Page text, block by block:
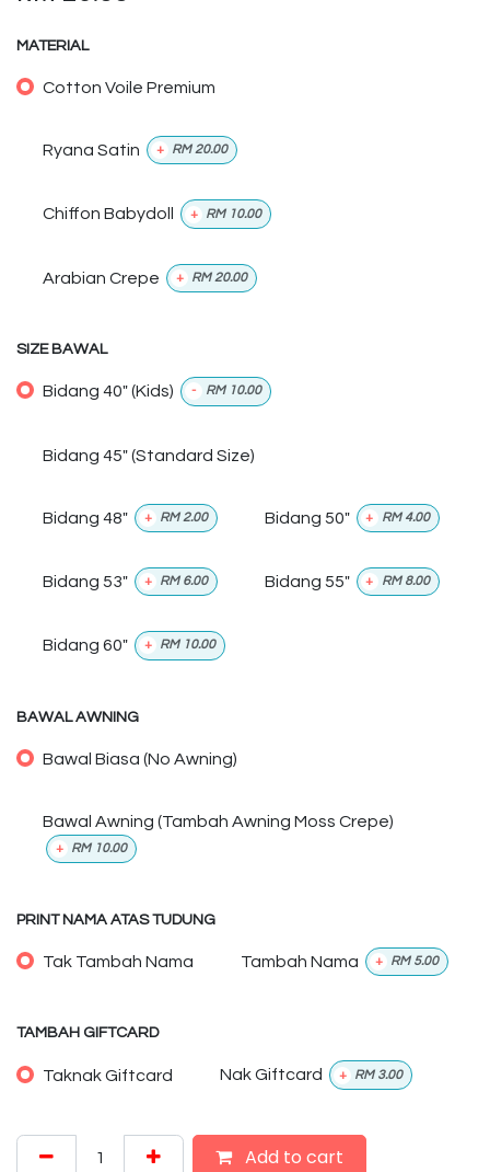
MATERIAL
Cotton Voile Premium
Ryana Satin + RM20.00
Chiffon Babydoll + RM 10.00
Arabian Crepe + RM20.00
SIZE BAWAL
Bidang 40" (Kids) - RM 10.00
Bidang 45" (Standard Size)
Bidang 48" + RM2.00 Bidang 50" + RM 4.00
Bidang 53" + RM 6.00 Bidang 55" + RM 8.00
Bidang 60" + RM 10.00
BAWAL AWNING
Bawal Biasa (No Awning)
Bawal Awning (Tambah Awning Moss Crepe)
+ RM 10.00
PRINT NAMA ATAS TUDUNG
Tak Tambah Nama Tambah Nama + RM 5.00
TAMBAH GIFTCARD
Taknak Giftcard Nak Giftcard + RM 3.00
Add to cart